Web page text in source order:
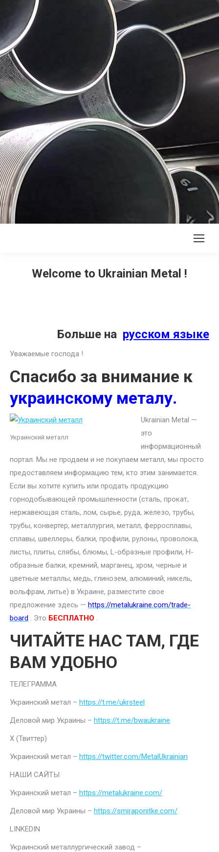
Welcome to Ukrainian Metal !
Больше на русском языке
Уважаемые господа !
Спасибо за внимание к
украинскому металу.
Украинский металл
Ukrainian Metal —
это
информационный
портал. Мы не продаем и не покупаем металл, мы просто
предоставляем информацию тем, кто этим занимается.
Если вы хотите купить или продать продукцию
горнодобывающей промышленности (сталь, прокат,
нержавеющая сталь, лом, сырье, руда, железо, трубы,
трубы, конвертер, металлургия, металл, ферросплавы,
сплавы, швеллеры, балки, профили, рулоны, проволока,
листы, плиты, слябы, блюмы, L-образные профили, H-
образные балки, кремний, марганец, хром, черные и
цветные металлы, медь, глинозем, алюминий, никель,
вольфрам, литье) в Украине, разместите свое
предложение здесь — https://metalukraine.com/trade-
board . Это БЕСПЛАТНО .
ЧИТАЙТЕ НАС ТАМ, ГДЕ
ВАМ УДОБНО
ТЕЛЕГРАММА
Украинский метал – https://t.me/ukrsteel
Деловой мир Украины – https://t.me/bwaukraine
Х (Твиттер)
Украинский метал – https://twitter.com/MetalUkrainian
НАШИ САЙТЫ
Украинский метал – https://metalukraine.com/
Деловой мир Украины – https://smiraponitke.com/
LINKEDIN
Украинский металлургический завод –